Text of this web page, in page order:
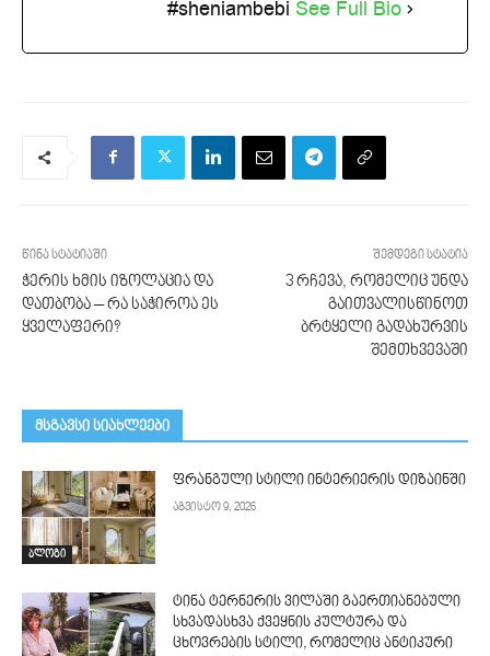
#sheniambebi See Full Bio
წინა სტატიაში
ჭერის ხმის იზოლაცია და
დათბობა – რა საჭიროა ეს
ყველაფერი?
შემდეგი სტატია
3 რჩევა, რომელიც უნდა
გაითვალისწინოთ
ბრტყელი გადახურვის
შემთხვევაში
მსგავსი სიახლეები
ბლოგი
ფრანგული სტილი ინტერიერის დიზაინში
აგვისტო 9, 2026
ტინა ტერნერის ვილაში გაერთიანებული
სხვადასხვა ქვეყნის კულტურა და
ცხოვრების სტილი, რომელიც ანტიკური